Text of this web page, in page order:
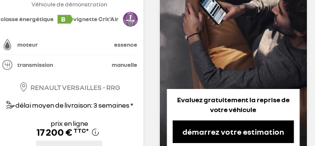
Véhicule de démonstration
classe énergétique
B vignette Crit'Air
moteur essence
transmission manuelle
RENAULT VERSAILLES - RRG
délai moyen de livraison: 3 semaines *
prix en ligne
17 200 € TTC*
Evaluez gratuitement la reprise de
votre véhicule
démarrez votre estimation